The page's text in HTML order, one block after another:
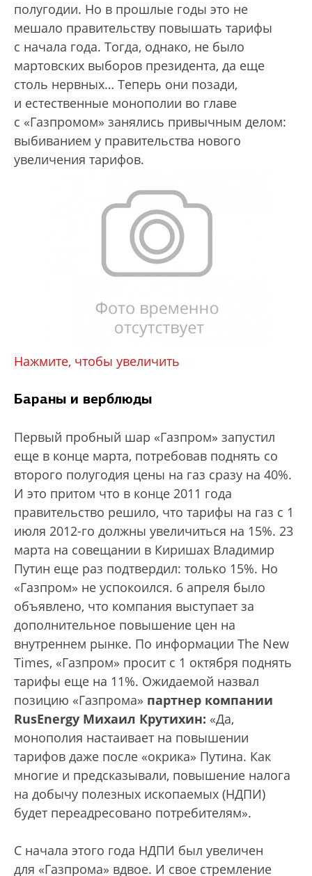
полугодии. Но в прошлые годы это не
мешало правительству повышать тарифы
с начала года. Тогда, однако, не было
мартовских выборов президента, да еще
столь нервных… Теперь они позади,
и естественные монополии во главе
с «Газпромом» занялись привычным делом:
выбиванием у правительства нового
увеличения тарифов.
Нажмите, чтобы увеличить
Бараны и верблюды
Первый пробный шар «Газпром» запустил
еще в конце марта, потребовав поднять со
второго полугодия цены на газ сразу на 40%.
И это притом что в конце 2011 года
правительство решило, что тарифы на газ с 1
июля 2012-го должны увеличиться на 15%. 23
марта на совещании в Киришах Владимир
Путин еще раз подтвердил: только 15%. Но
«Газпром» не успокоился. 6 апреля было
объявлено, что компания выступает за
дополнительное повышение цен на
внутреннем рынке. По информации The New
Times, «Газпром» просит с 1 октября поднять
тарифы еще на 11%. Ожидаемой назвал
позицию «Газпрома» партнер компании
RusEnergy Михаил Крутихин: «Да,
монополия настаивает на повышении
тарифов даже после «окрика» Путина. Как
многие и предсказывали, повышение налога
на добычу полезных ископаемых (НДПИ)
будет переадресовано потребителям».
С начала этого года НДПИ был увеличен
для «Газпрома» вдвое. И свое стремление